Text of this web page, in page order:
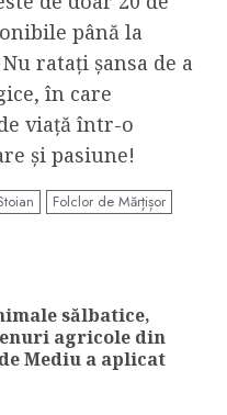
până la
ratați șansa de a
în care
viață într-o
și pasiune!
Folclor de Mărțișor
sălbatice,
agricole din
Mediu a aplicat